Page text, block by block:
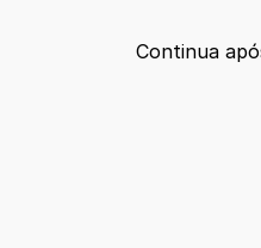
Continua